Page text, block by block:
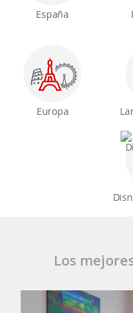
España
Europa
Los